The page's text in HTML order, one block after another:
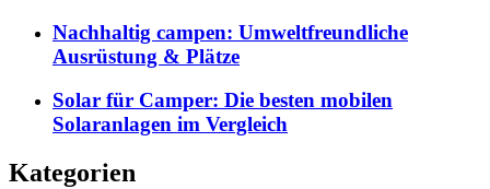
Nachhaltig campen: Umweltfreundliche
Ausrüstung & Plätze
Solar für Camper: Die besten mobilen
Solaranlagen im Vergleich
Kategorien